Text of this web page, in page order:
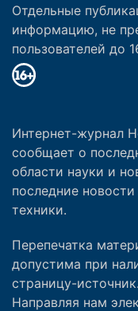
Отдельные
информацию, не
пользователей до
Интернет-журнал
сообщает о
области науки и
последние
техники.
Перепечатка
допустима при
страницу-источник.
Направляя нам